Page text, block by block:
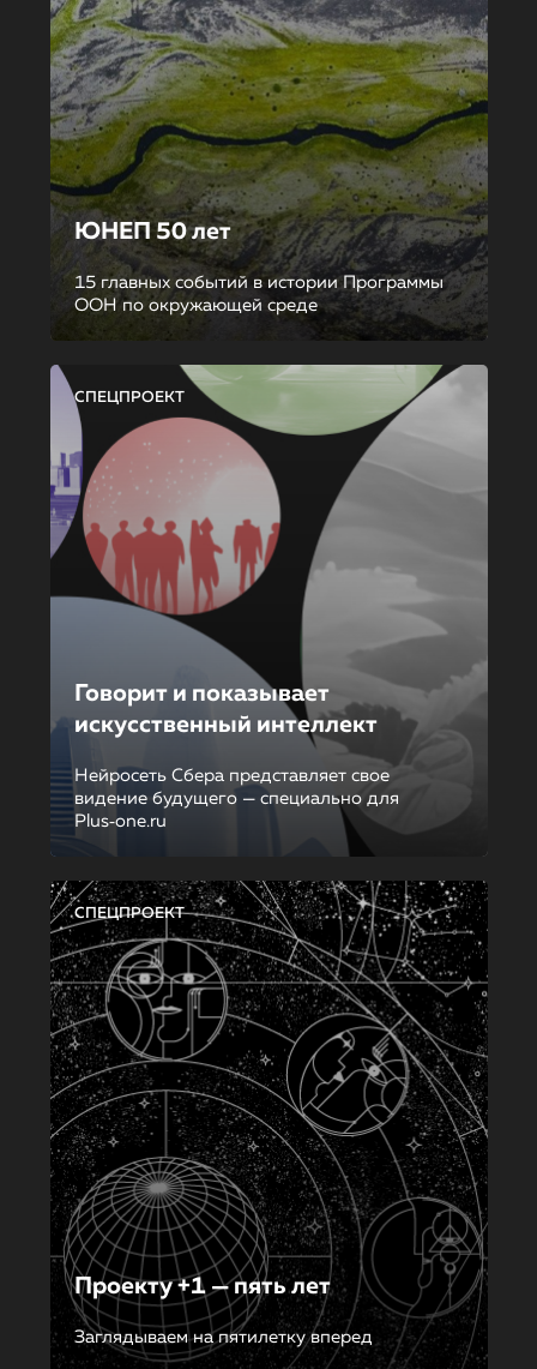
ЮНЕП 50 лет
15 главных событий в истории Программы
ООН по окружающей среде
СПЕЦПРОЕКТ
Говорит и показывает
искусственный интеллект
Нейросеть Сбера представляет свое
видение будущего — специально для
Plus‑one.ru
СПЕЦПРОЕКТ
Проекту +1 — пять лет
Заглядываем на пятилетку вперед